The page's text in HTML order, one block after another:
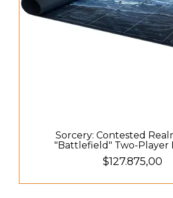
Sorcery: Contested
"Battlefield" Two-Player
$127.875,00